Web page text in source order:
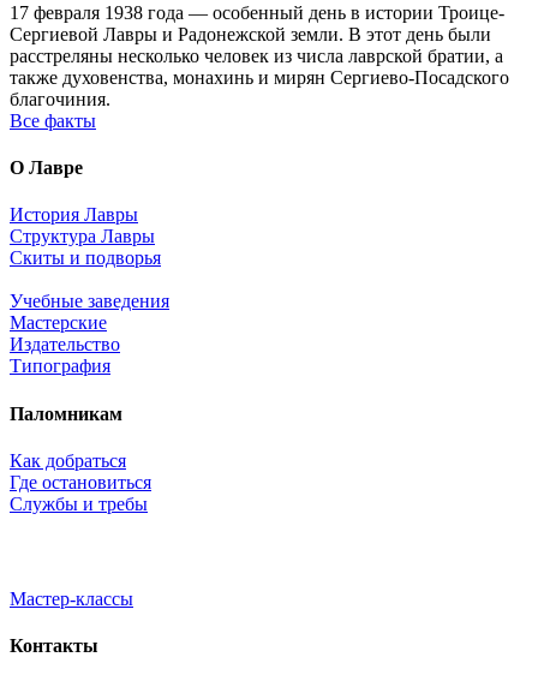
17 февраля 1938 года — особенный день в истории Троице-
Сергиевой Лавры и Радонежской земли. В этот день были
расстреляны несколько человек из числа лаврской братии, а
также духовенства, монахинь и мирян Сергиево-Посадского
благочиния.
Все факты
О Лавре
История Лавры
Структура Лавры
Скиты и подворья
Учебные заведения
Мастерские
Издательство
Типография
Паломникам
Как добраться
Где остановиться
Службы и требы
Мастер-классы
Контакты